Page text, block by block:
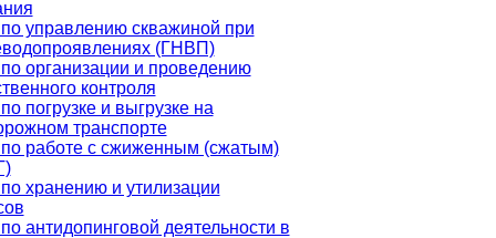
управлению скважиной при
(ГНВП)
организации и проведению
контроля
погрузке и выгрузке на
транспорте
работе с сжиженным (сжатым)
хранению и утилизации
антидопинговой деятельности в